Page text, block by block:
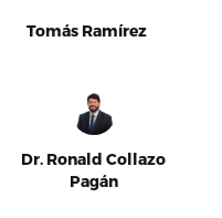
Tomás Ramírez
Dr. Ronald Collazo
Pagán